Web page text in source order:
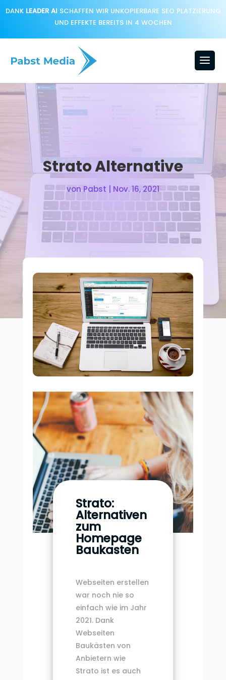
DANK LEADER AI SCHAFFEN WIR UNKOPIERBARE SEO PLATZIERUNG
UND EFFEKTE BEREITS IN 4 WOCHEN
Strato Alternative
von Pabst Nov. 16, 2021
Strato:
Alternativen
zum
Homepage
Baukasten
Webseiten erstellen
war noch nie so
einfach wie im Jahr
2021. Dank
Webseiten
Baukästen von
Anbietern wie
Strato ist es auch